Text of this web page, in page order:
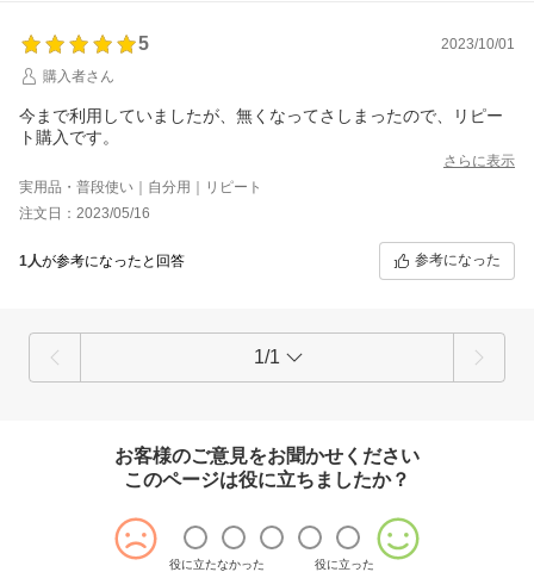
5
2023/10/01
購入者さん
今まで利用していましたが、無くなってさしまったので、リピー
ト購入です。
さらに表示
実用品・普段使い｜自分用｜リピート
注文日：2023/05/16
1人が参考になったと回答 参考になった
1/1
お客様のご意見をお聞かせください
このページは役に立ちましたか？
役に立たなかった 役に立った